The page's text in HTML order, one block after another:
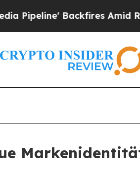
Backfires Amid Rumors